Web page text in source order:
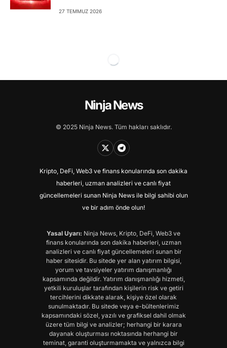
27 TEMMUZ 2026
Ninja News
© 2025 Ninja News. Tüm hakları saklıdır.
Kripto, DeFi, Web3 ve finans konularında son dakika
haberleri, uzman analizleri ve canlı fiyat
güncellemeleri sunan Ninja News ile bilgi sahibi olun
ve bir adım önde olun!
Yasal Uyarı: Ninja News, Kripto, DeFi, Web3 ve
finans konularında son dakika haberleri, uzman
analizleri ve canlı fiyat güncellemeleri sunan bir
haber sitesidir. Bu sitede yer alan yatırım bilgisi,
yorum ve tavsiyeler yatırım danışmanlığı
kapsamında değildir. Yatırım danışmanlığı hizmeti,
yetkili kuruluşlar tarafından kişilerin risk ve getiri
tercihlerini dikkate alarak, kişiye özel olarak
sunulmaktadır. Bu sitede veya e-bültenlerimiz
kapsamındaki sözel, yazılı ve grafiksel dahil olmak
üzere tüm bilgi ve analizler; herhangi bir karara
dayanak oluşturması noktasında herhangi bir
teminat, garanti oluşturmamakta ve yalnızca bilgi